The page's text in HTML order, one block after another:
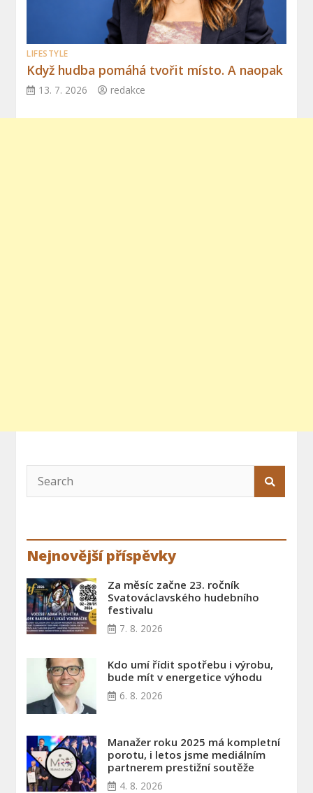
LIFESTYLE
Když hudba pomáhá tvořit místo. A naopak
13. 7. 2026 redakce
Nejnovější příspěvky
Za měsíc začne 23. ročník
Svatováclavského hudebního
festivalu
7. 8. 2026
Kdo umí řídit spotřebu i výrobu,
bude mít v energetice výhodu
6. 8. 2026
Manažer roku 2025 má kompletní
porotu, i letos jsme mediálním
partnerem prestižní soutěže
4. 8. 2026